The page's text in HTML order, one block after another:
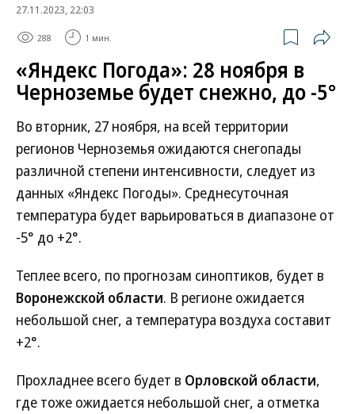
27.11.2023, 22:03
288 1 мин.
«Яндекс Погода»: 28 ноября в
Черноземье будет снежно, до -5°
Во вторник, 27 ноября, на всей территории
регионов Черноземья ожидаются снегопады
различной степени интенсивности, следует из
данных «Яндекс Погоды». Среднесуточная
температура будет варьироваться в диапазоне от
-5° до +2°.
Теплее всего, по прогнозам синоптиков, будет в
Воронежской области. В регионе ожидается
небольшой снег, а температура воздуха составит
+2°.
Прохладнее всего будет в Орловской области,
где тоже ожидается небольшой снег, а отметка